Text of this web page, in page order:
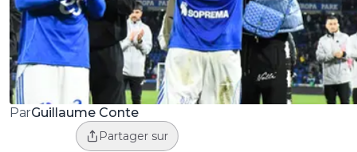
ParGuillaume Conte
Partager sur